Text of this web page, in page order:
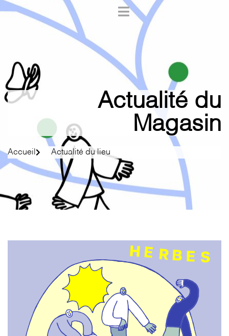
Actualité du
Magasin
Accueil Actualité du lieu